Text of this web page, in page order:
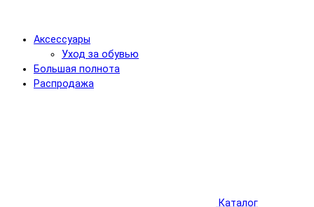
Аксессуары
Уход за обувью
Большая полнота
Распродажа
Каталог